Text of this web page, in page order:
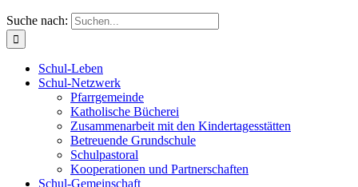
Suche nach:
Schul-Leben
Schul-Netzwerk
Pfarrgemeinde
Katholische Bücherei
Zusammenarbeit mit den Kindertagesstätten
Betreuende Grundschule
Schulpastoral
Kooperationen und Partnerschaften
Schul-Gemeinschaft